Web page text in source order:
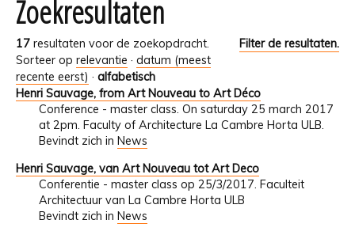
Zoekresultaten
17 resultaten voor de zoekopdracht.
Filter de resultaten.
Sorteer op relevantie · datum (meest
recente eerst) · alfabetisch
Henri Sauvage, from Art Nouveau to Art Déco
Conference - master class. On saturday 25 march 2017
at 2pm. Faculty of Architecture La Cambre Horta ULB.
Bevindt zich in News
Henri Sauvage, van Art Nouveau tot Art Deco
Conferentie - master class op 25/3/2017. Faculteit
Architectuur van La Cambre Horta ULB
Bevindt zich in News